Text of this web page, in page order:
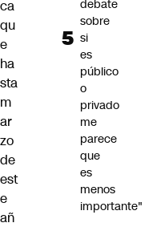
ca
qu
e
ha
sta
m
ar
zo
de
est
e
añ
debate
sobre
si
es
público
o
privado
me
parece
que
es
menos
importante"